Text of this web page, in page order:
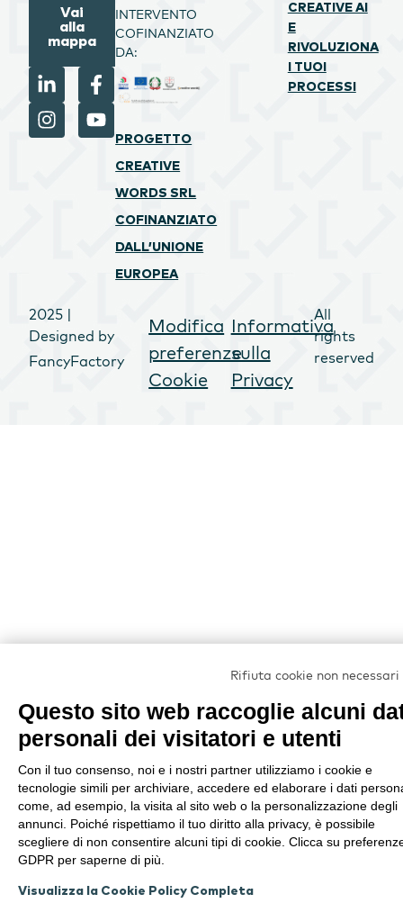
Vai
alla
mappa
INTERVENTO
COFINANZIATO
DA:
PROGETTO
CREATIVE
WORDS SRL
COFINANZIATO
DALL’UNIONE
EUROPEA
CREATIVE AI
E
RIVOLUZIONA
I TUOI
PROCESSI
2025 |
Designed by
FancyFactory
Modifica
preferenze
Cookie
Informativa
sulla
Privacy
All
rights
reserved
Rifiuta cookie non
Questo sito web raccoglie alcuni
personali dei visitatori e utenti
Con il tuo consenso, noi e i nostri partner utilizziamo i cookie e
tecnologie simili per archiviare, accedere ed elaborare i dati
come, ad esempio, la visita al sito web o la personalizzazione degli
annunci. Poiché rispettiamo il tuo diritto alla privacy, è possibile
scegliere di non consentire alcuni tipi di cookie. Clicca su
GDPR per saperne di più.
Visualizza la Cookie Policy Completa